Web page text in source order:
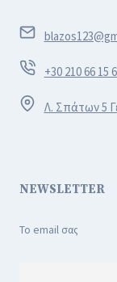
+30 210 66 15
Λ. Σπάτων 5
NEWSLETTER
Το email σας